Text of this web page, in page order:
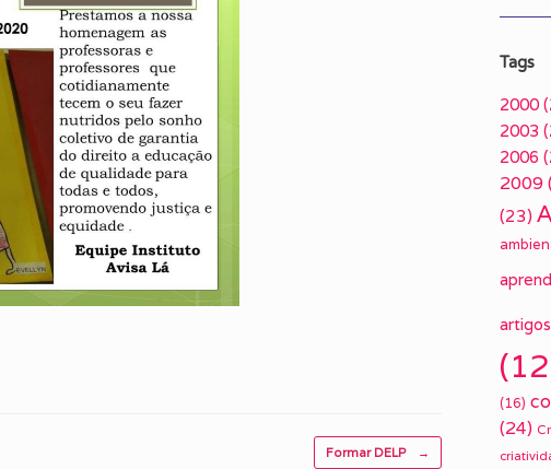
Formar DELP →
Tags
2000
2003
2006
2009
(23)
artigos
(16)
(24)